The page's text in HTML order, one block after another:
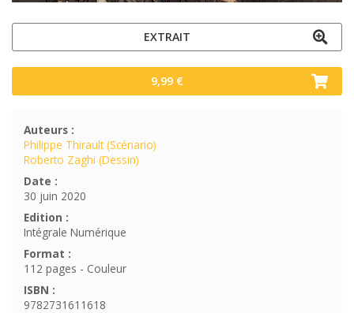
EXTRAIT
9,99 €
Auteurs :
Philippe Thirault (Scénario)
Roberto Zaghi (Dessin)
Date :
30 juin 2020
Edition :
Intégrale Numérique
Format :
112 pages - Couleur
ISBN :
9782731611618